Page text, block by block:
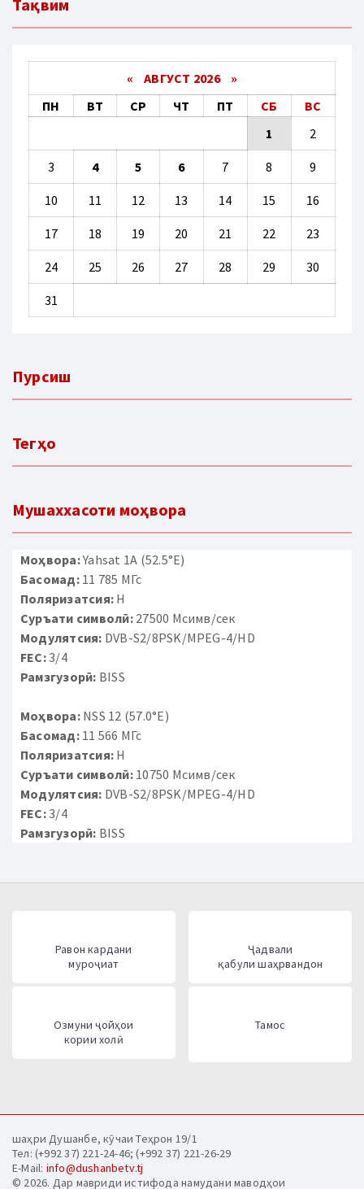
Тақвим
« АВГУСТ 2026 »
ПН
ВТ СР ЧТ ПТ СБ
ВС
1
2
3 4 5 6 7 8 9
10 11 12 13 14 15 16
17 18 19 20 21 22 23
24 25 26 27 28 29 30
31
Пурсиш
Тегҳо
Мушаххасоти моҳвора
Моҳвора:Yahsat 1A (52.5°E)
Басомад:11 785 МГс
Поляризатсия: H
Суръати символӣ:27500 Мсимв/сек
Модулятсия: DVB-S2/8PSK/MPEG-4/HD
FEC:3/4
Рамзгузорӣ: BISS
Моҳвора:NSS 12 (57.0°E)
Басомад:11 566 МГс
Поляризатсия: H
Суръати символӣ:10750 Мсимв/сек
Модулятсия: DVB-S2/8PSK/MPEG-4/HD
FEC:3/4
Рамзгузорӣ: BISS
Равон кардани
муроҷиат
Ҷадвали
қабули шаҳрвандон
Озмуни ҷойҳои
кории холӣ
Тамос
шаҳри Душанбе, кӯчаи Теҳрон 19/1
Тел: (+992 37) 221-24-46; (+992 37) 221-26-29
E-Mail: info@dushanbetv.tj
© 2026. Дар мавриди истифода намудани маводҳои